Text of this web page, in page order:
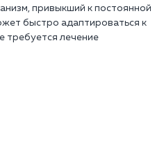
привыкший к постоянной
быстро адаптироваться к
требуется лечение